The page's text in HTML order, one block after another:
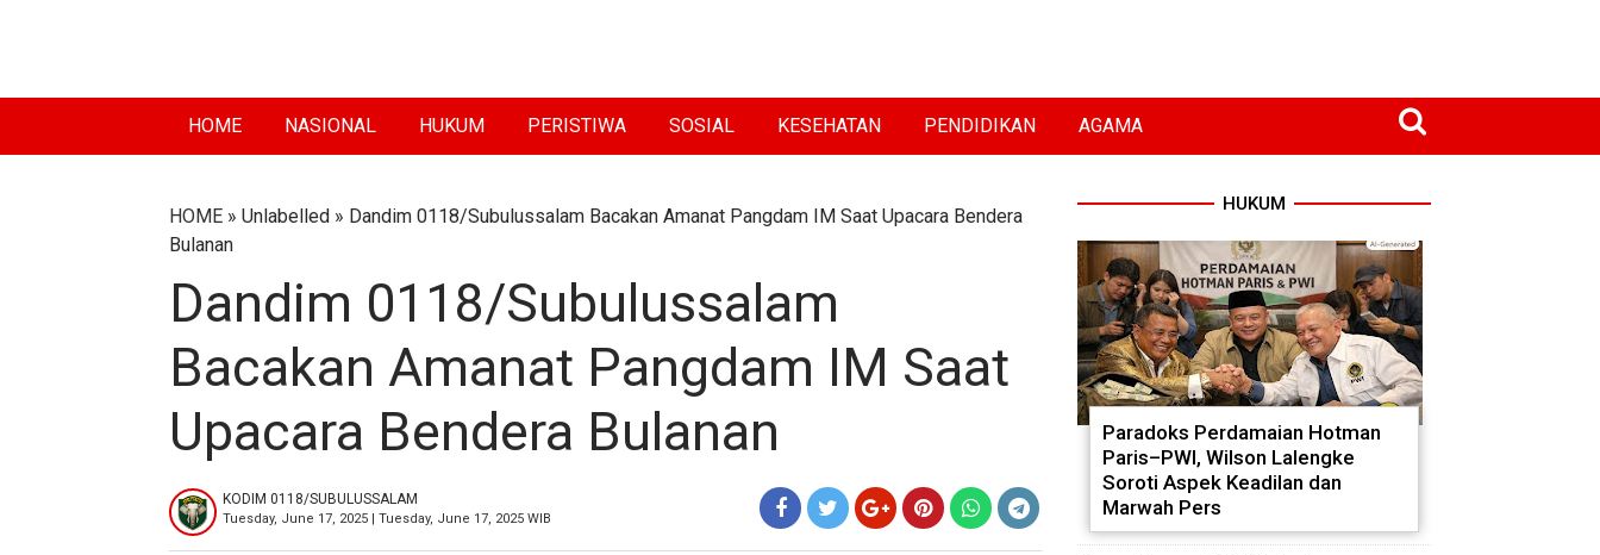
HOME NASIONAL HUKUM PERISTIWA SOSIAL KESEHATAN PENDIDIKAN AGAMA
HOME » Unlabelled » Dandim 0118/Subulussalam Bacakan Amanat Pangdam IM Saat Upacara Bendera
Bulanan
Dandim 0118/Subulussalam
Bacakan Amanat Pangdam IM Saat
Upacara Bendera Bulanan
KODIM 0118/SUBULUSSALAM
Tuesday, June 17, 2025 | Tuesday, June 17, 2025 WIB
HUKUM
Paradoks Perdamaian Hotman
Paris–PWI, Wilson Lalengke
Soroti Aspek Keadilan dan
Marwah Pers